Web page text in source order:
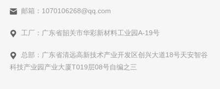
邮箱：1070106268@qq.com
工厂：广东省韶关市华彩新材料工业园A-19号
总部：广东省清远高新技术产业开发区创兴大道18号天安智谷
科技产业园产业大厦T019层08号自编之三